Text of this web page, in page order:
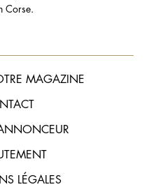
Corse.
MAGAZINE
LÉGALES